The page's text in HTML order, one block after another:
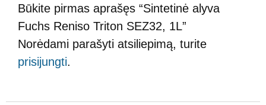
Būkite pirmas aprašęs “Sintetinė alyva
Fuchs Reniso Triton SEZ32, 1L”
Norėdami parašyti atsiliepimą, turite
prisijungti.